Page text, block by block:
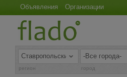
Объявления Организации
регион город